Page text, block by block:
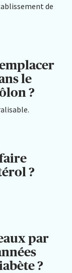
de
le
?
?
par
?